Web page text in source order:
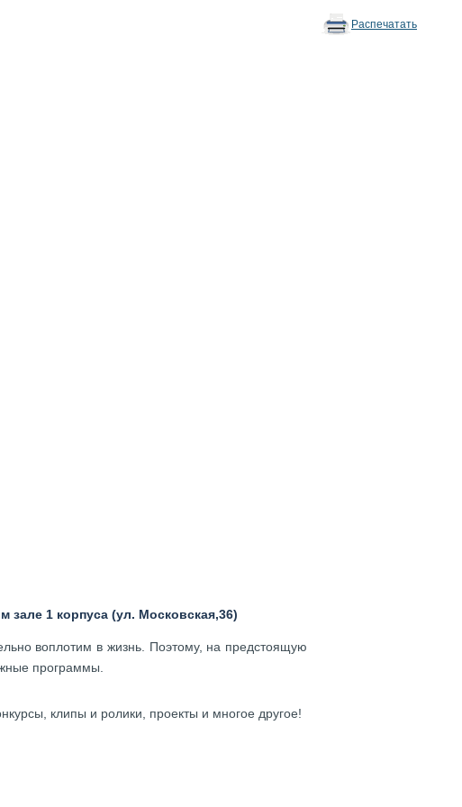
Распечатать
зале 1 корпуса (ул. Московская,36)
воплотим в жизнь. Поэтому, на предстоящую
программы.
клипы и ролики, проекты и многое другое!